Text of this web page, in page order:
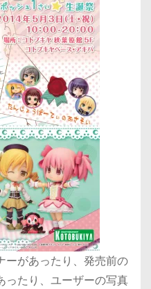
ーがあったり、発売前の
ったり、ユーザーの写真